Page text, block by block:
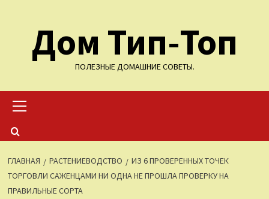
содержимомуДом Тип-Топ
ПОЛЕЗНЫЕ ДОМАШНИЕ СОВЕТЫ.
меню
ГЛАВНАЯ РАСТЕНИЕВОДСТВО
ИЗ 6 ПРОВЕРЕННЫХ ТОЧЕК
ТОРГОВЛИ САЖЕНЦАМИ НИ ОДНА НЕ ПРОШЛА ПРОВЕРКУ НА
ПРАВИЛЬНЫЕ СОРТА